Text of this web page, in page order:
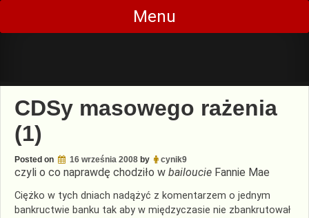
Skip
content
Menu
CDSy masowego rażenia
(1)
Posted on 16 września 2008 by cynik9
czyli o co naprawdę chodziło w bailoucie Fannie Mae
Ciężko w tych dniach nadążyć z komentarzem o jednym
bankructwie banku tak aby w międzyczasie nie zbankrutował